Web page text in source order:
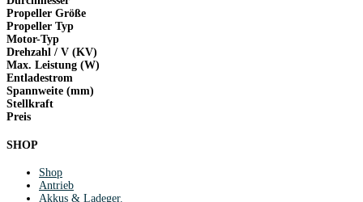
Propeller Größe
Propeller Typ
Motor-Typ
Drehzahl / V (KV)
Max. Leistung (W)
Entladestrom
Spannweite (mm)
Stellkraft
Preis
SHOP
Shop
Antrieb
Akkus & Ladeger.